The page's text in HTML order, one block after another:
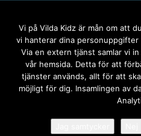
076-
SOCIALA
Vi på Vilda Kidz är mån om att
vi hanterar dina personuppgifter
Via en extern tjänst samlar vi
vår hemsida. Detta för att
tjänster används, allt för att
möjligt för dig. Insamlingen av